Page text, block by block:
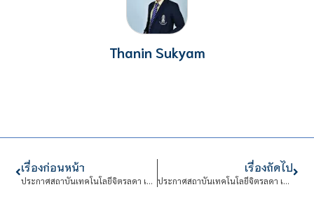
Thanin Sukyam
เรื่องก่อนหน้า
ประกาศสถาบันเทคโนโลยีจิตรลดา เรื่อง รายชื่อผู้ผ่านการสอบข้อเขียนและมีสิทธิเข้ารับการสอบสัมภาษณ์ สังกัด งานการเงินและบัญชี
เรื่องถัดไป
ประกาศสถาบันเทคโนโลยีจิตรลดา เรื่อง ประกาศผลการคัดเลือกบุคคลเข้าปฏิบัติงานในสถาบันเทคโนโลยีจิตรลดา สังกัด งานการเงินและบัญชี